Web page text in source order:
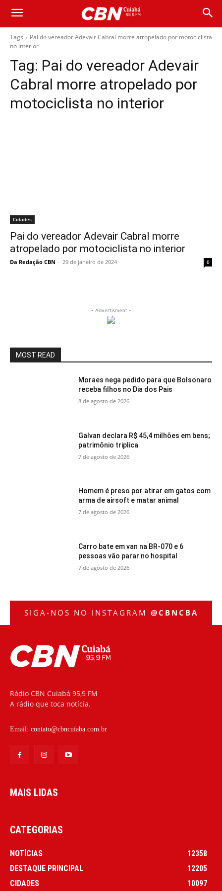
Tags
Pai do vereador Adevair Cabral morre atropelado por motociclista
no interior
Tag: Pai do vereador Adevair
Cabral morre atropelado por
motociclista no interior
Cidades
Pai do vereador Adevair Cabral morre
atropelado por motociclista no interior
Da Redação CBN - 29 de janeiro de 2024 0
- Advertisment -
MOST READ
Moraes nega pedido para que Bolsonaro
receba filhos no Dia dos Pais
8 de agosto de 2026
Galvan declara R$ 45,4 milhões em bens;
patrimônio triplica
7 de agosto de 2026
Homem é preso por atirar em gatos com
arma de airsoft e matar animal
7 de agosto de 2026
Carro bate em van na BR-070 e 6
pessoas vão parar no hospital
7 de agosto de 2026
SIGA-NOS NO INSTAGRAM @CBNCBA
Rádio CBN Cuiabá 95,9 FM
A rádio que toca notícia.
Email: contato@cbncuiaba.com.br
MAIS LIDAS
CATEGORIAS
NOTÍCIAS
12358
DESTAQUE PRINCIPAL
12205
CIDADES
10097